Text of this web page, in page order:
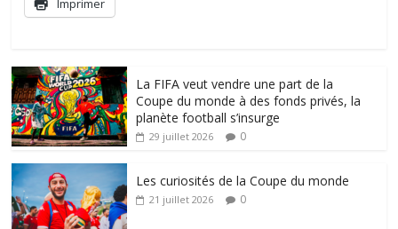
Imprimer
La FIFA veut vendre une part de la
Coupe du monde à des fonds privés, la
planète football s’insurge
29 juillet 2026 0
Les curiosités de la Coupe du monde
21 juillet 2026 0